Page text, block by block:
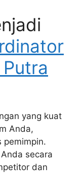
yang kuat
Anda,
pemimpin.
secara
dan